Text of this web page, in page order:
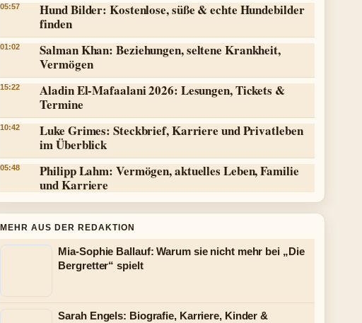
05:57
Hund Bilder: Kostenlose, süße & echte Hundebilder
finden
01:02
Salman Khan: Beziehungen, seltene Krankheit,
Vermögen
15:22
Aladin El-Mafaalani 2026: Lesungen, Tickets &
Termine
10:42
Luke Grimes: Steckbrief, Karriere und Privatleben
im Überblick
05:48
Philipp Lahm: Vermögen, aktuelles Leben, Familie
und Karriere
MEHR AUS DER REDAKTION
Mia-Sophie Ballauf: Warum sie nicht mehr bei „Die
Bergretter“ spielt
Sarah Engels: Biografie, Karriere, Kinder &